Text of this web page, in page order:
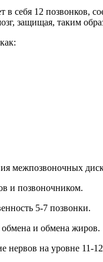
себя 12 позвонков,
защищая, таким
межпозвоночных
и позвоночником.
5-7 позвонки.
и обмена жиров.
на уровне 11-